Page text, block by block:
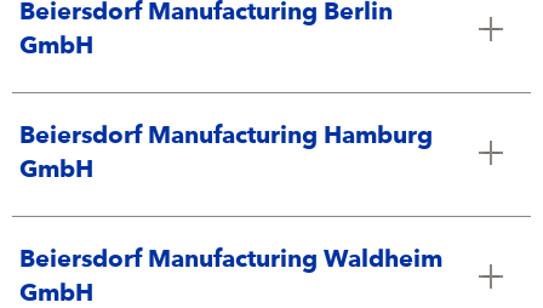
Beiersdorf Manufacturing Berlin
GmbH
Beiersdorf Manufacturing Hamburg
GmbH
Beiersdorf Manufacturing Waldheim
GmbH